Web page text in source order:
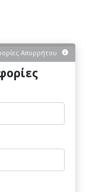
Απορρήτου